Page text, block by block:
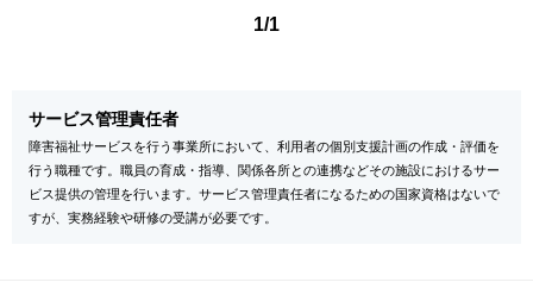
1/1
サービス管理責任者
障害福祉サービスを行う事業所において、利用者の個別支援計画の作成・評価を
行う職種です。職員の育成・指導、関係各所との連携などその施設におけるサー
ビス提供の管理を行います。サービス管理責任者になるための国家資格はないで
すが、実務経験や研修の受講が必要です。